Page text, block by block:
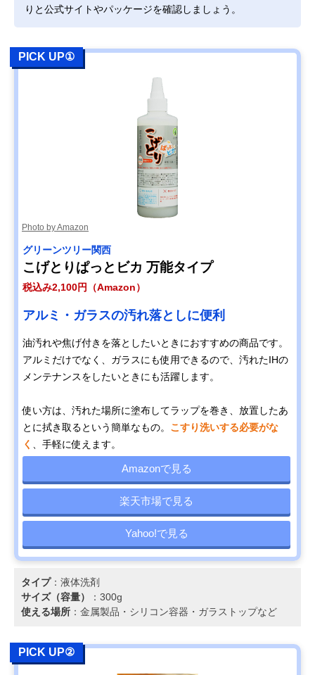
りと公式サイトやパッケージを確認しましょう。
PICK UP①
Photo by Amazon
‎グリーンツリー関西
こげとりぱっとビカ 万能タイプ
税込み2,100円（Amazon）
アルミ・ガラスの汚れ落としに便利
油汚れや焦げ付きを落としたいときにおすすめの商品です。
アルミだけでなく、ガラスにも使用できるので、汚れたIHの
メンテナンスをしたいときにも活躍します。
使い方は、汚れた場所に塗布してラップを巻き、放置したあ
とに拭き取るという簡単なもの。 こすり洗いする必要がな
く
、手軽に使えます。
Amazonで見る
楽天市場で見る
Yahoo!で見る
タイプ：液体洗剤
サイズ（容量）
：300g
使える場所 ：金属製品・シリコン容器・ガラストップなど
PICK UP②